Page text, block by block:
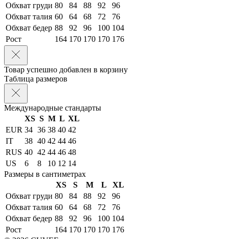
Обхват груди 80 84 88 92
96
Обхват талия 60 64 68 72
76
Обхват бедер 88 92 96 100 104
Рост
164 170 170 170 176
Товар успешно добавлен в корзину
Таблица размеров
Международные стандарты
XS S M L XL
EUR 34 36 38 40 42
IT
38 40 42 44 46
RUS 40 42 44 46 48
US
6 8 10 12 14
Размеры в сантиметрах
XS
S M L
XL
Обхват груди 80 84 88 92
96
Обхват талия 60 64 68 72
76
Обхват бедер 88 92 96 100 104
Рост
164 170 170 170 176